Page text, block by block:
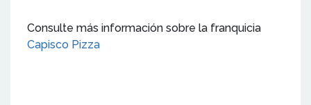
Consulte más información sobre la franquicia
Capisco Pizza